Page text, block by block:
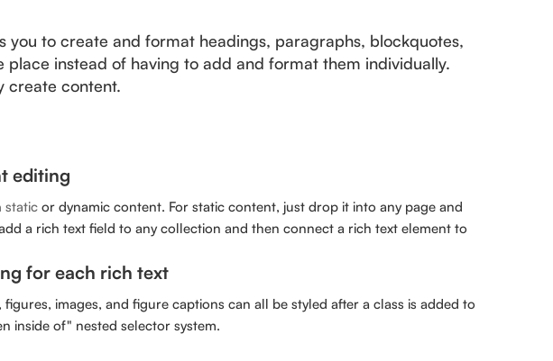
you to create and format headings, paragraphs, blockquotes,
place instead of having to add and format them individually.
create content.
editing
static or dynamic content. For static content, just drop it into any page and
a rich text field to any collection and then connect a rich text element to
for each rich text
images, and figure captions can all be styled after a class is added to
inside of" nested selector system.